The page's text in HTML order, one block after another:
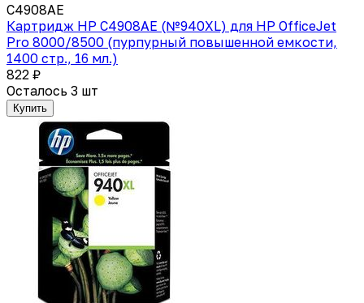
C4908AE
Картридж HP C4908AE (№940XL) для HP OfficeJet
Pro 8000/8500 (пурпурный повышенной емкости,
1400 стр., 16 мл.)
822 ₽
Осталось 3 шт
Купить